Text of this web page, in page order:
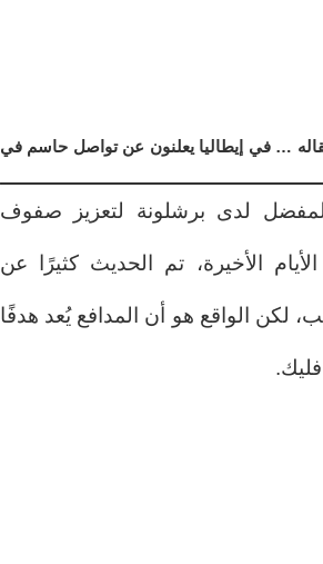
… في إيطاليا يعلنون عن تواصل حاسم في
المفضل لدى برشلونة لتعزيز صفوف
الأخيرة، تم الحديث كثيرًا عن
لكن الواقع هو أن المدافع يُعد هدفًا